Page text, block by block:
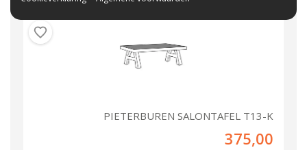
PIETERBUREN SALONTAFEL T13-K
375,00